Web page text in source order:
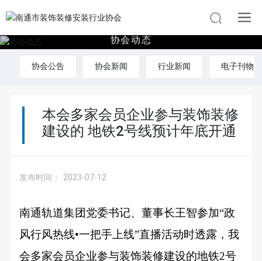
协会动态
协会公告 协会新闻 行业新闻 电子刊物
本会多家会员企业参与装饰装修
建设的 地铁2号线预计年底开通
发布时间： 2023-07-12
南通轨道集团党委书记、董事长王智参加“政
风行风热线•一把手上线”直播活动时透露，我
会多家会员企业参与装饰装修建设的地铁2号